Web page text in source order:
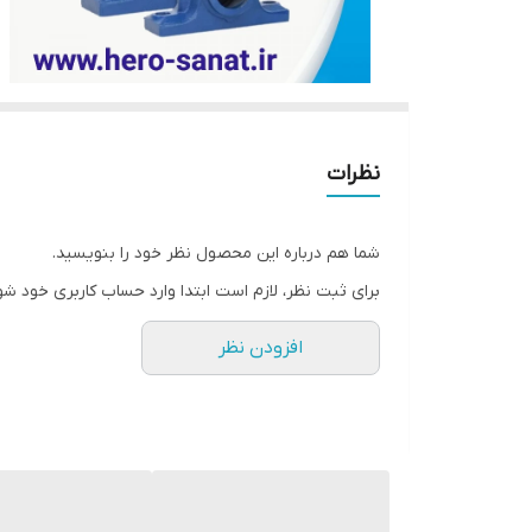
نظرات
شما هم درباره این محصول نظر خود را بنویسید.
برای ثبت نظر، لازم است ابتدا وارد حساب کاربری خود
افزودن نظر